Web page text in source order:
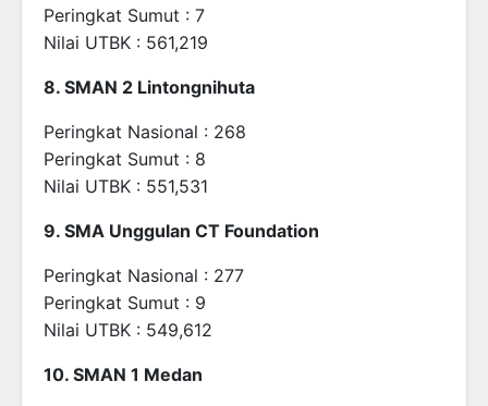
Peringkat Sumut : 7
Nilai UTBK : 561,219
8. SMAN 2 Lintongnihuta
Peringkat Nasional : 268
Peringkat Sumut : 8
Nilai UTBK : 551,531
9. SMA Unggulan CT Foundation
Peringkat Nasional : 277
Peringkat Sumut : 9
Nilai UTBK : 549,612
10. SMAN 1 Medan